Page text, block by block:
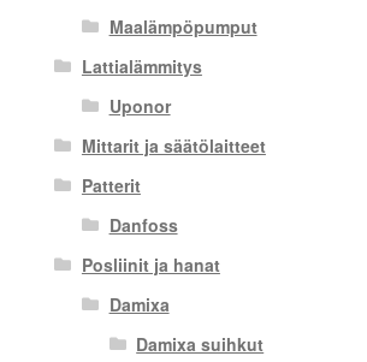
Maalämpöpumput
Lattialämmitys
Uponor
Mittarit ja säätölaitteet
Patterit
Danfoss
Posliinit ja hanat
Damixa
Damixa suihkut